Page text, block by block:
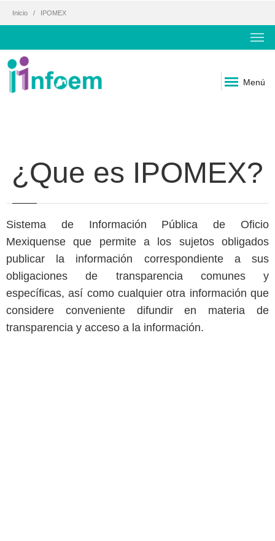
Inicio IPOMEX
Menú
¿Que es IPOMEX?
Sistema de Información Pública de Oficio
Mexiquense que permite a los sujetos obligados
publicar la información correspondiente a sus
obligaciones de transparencia comunes y
específicas, así como cualquier otra información que
considere conveniente difundir en materia de
transparencia y acceso a la información.